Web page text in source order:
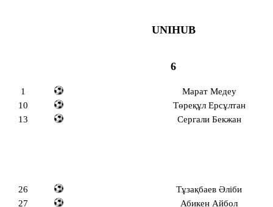
UNIHUB
6
1
Марат Медеу
10
Төреқұл Ерсұлтан
13
Сергали Бекжан
26
Тұзақбаев Әліби
27
Абикен Айбол